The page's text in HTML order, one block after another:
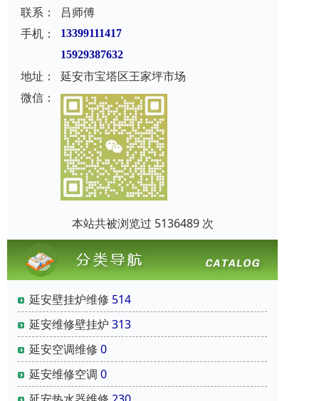
联系：
吕师傅
手机：
13399111417
15929387632
地址：
延安市宝塔区王家坪市场
微信：
本站共被浏览过 5136489 次
延安壁挂炉维修 514
延安维修壁挂炉 313
延安空调维修 0
延安维修空调 0